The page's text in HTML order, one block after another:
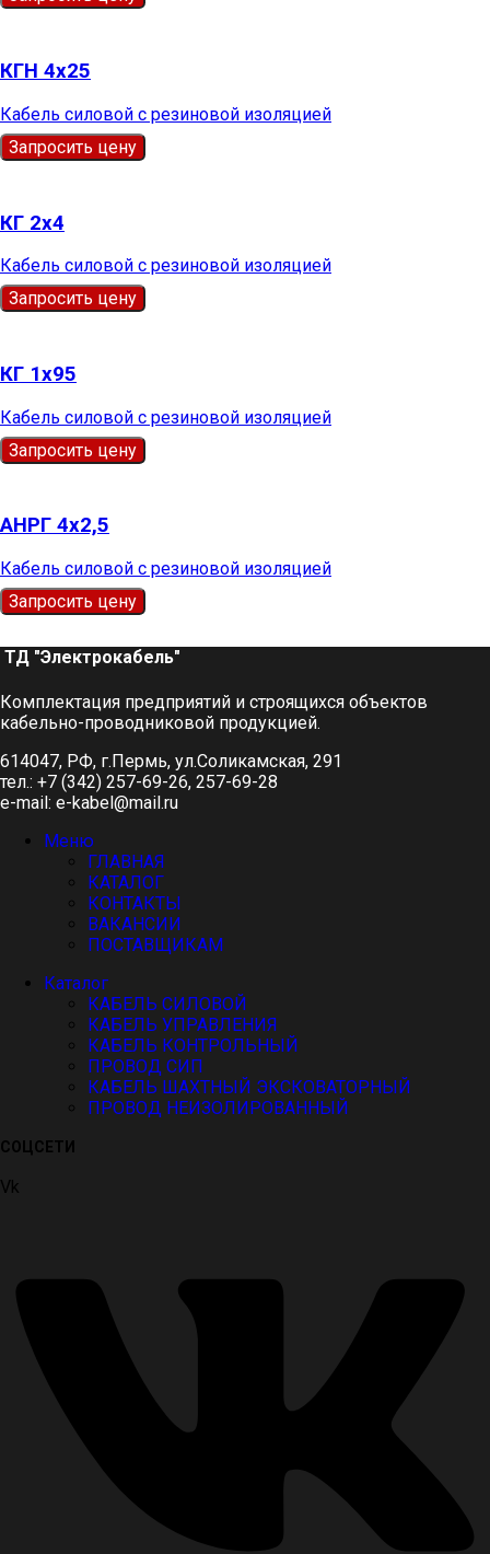
КГН 4х25
Кабель силовой с резиновой изоляцией
Запросить цену
КГ 2х4
Кабель силовой с резиновой изоляцией
Запросить цену
КГ 1х95
Кабель силовой с резиновой изоляцией
Запросить цену
АНРГ 4х2,5
Кабель силовой с резиновой изоляцией
Запросить цену
ТД "Электрокабель"​
Комплектация предприятий и строящихся объектов
кабельно-проводниковой продукцией.
614047, РФ, г.Пермь, ул.Соликамская, 291
тел.: +7 (342) 257-69-26, 257-69-28
e-mail: e-kabel@mail.ru
Меню
ГЛАВНАЯ
КАТАЛОГ
КОНТАКТЫ
ВАКАНСИИ
ПОСТАВЩИКАМ
Каталог
КАБЕЛЬ СИЛОВОЙ
КАБЕЛЬ УПРАВЛЕНИЯ
КАБЕЛЬ КОНТРОЛЬНЫЙ
ПРОВОД СИП
КАБЕЛЬ ШАХТНЫЙ ЭКСКОВАТОРНЫЙ
ПРОВОД НЕИЗОЛИРОВАННЫЙ
СОЦСЕТИ
Vk